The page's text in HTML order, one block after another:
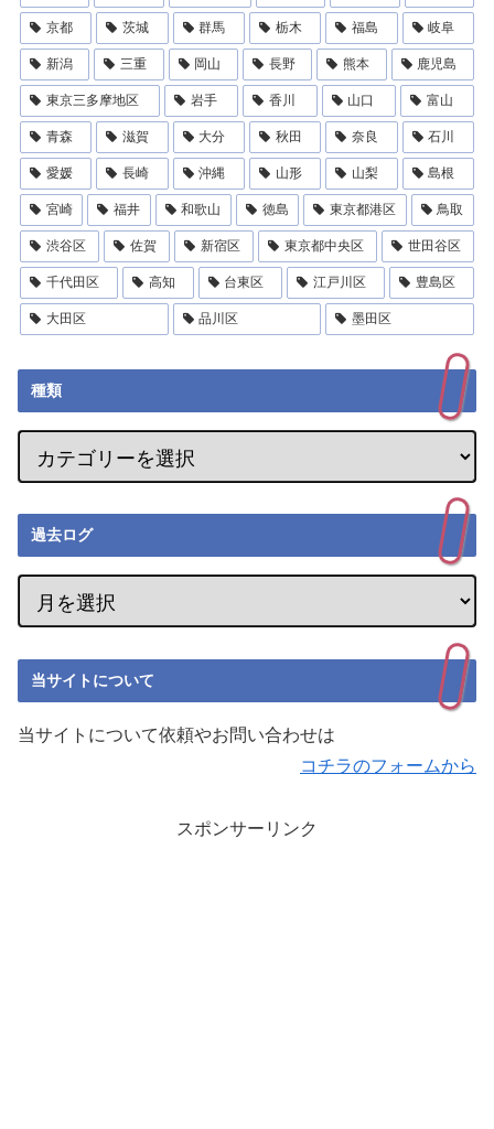
京都 茨城 群馬 栃木 福島 岐阜
新潟 三重 岡山 長野 熊本 鹿児島
東京三多摩地区 岩手 香川 山口 富山
青森 滋賀 大分 秋田 奈良 石川
愛媛 長崎 沖縄 山形 山梨 島根
宮崎 福井 和歌山 徳島 東京都港区 鳥取
渋谷区 佐賀 新宿区 東京都中央区 世田谷区
千代田区 高知 台東区 江戸川区 豊島区
大田区 品川区 墨田区
種類
過去ログ
当サイトについて
当サイトについて依頼やお問い合わせは
コチラのフォームから
スポンサーリンク